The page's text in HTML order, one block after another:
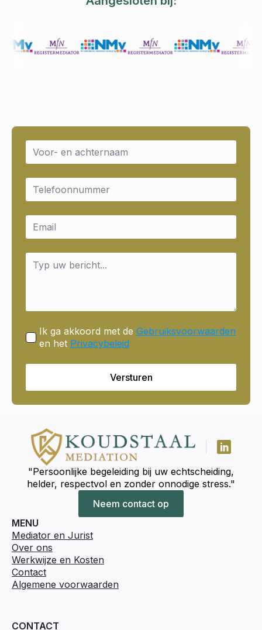
Name
Email
Email
Message
Ik ga akkoord met de Gebruiksvoorwaarden
en het Privacybeleid
Versturen
"Persoonlijke begeleiding bij uw echtscheiding,
helder, respectvol en zonder onnodige stress."
Neem contact op
MENU
Mediator en Jurist
Over ons
Werkwijze en Kosten
Contact
Algemene voorwaarden
CONTACT